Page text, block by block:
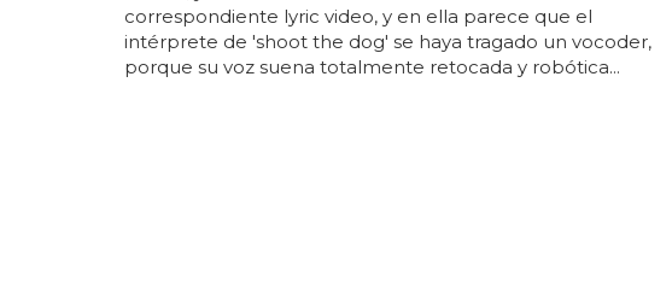
correspondiente lyric video, y en ella parece que el
intérprete de 'shoot the dog' se haya tragado un vocoder,
porque su voz suena totalmente retocada y robótica...